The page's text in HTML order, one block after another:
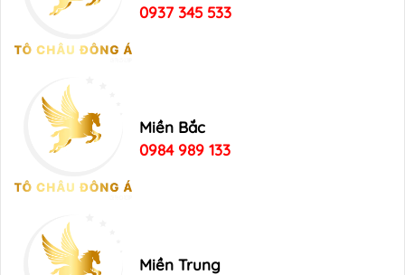
0937 345 533
Miền Bắc
0984 989 133
Miền Trung